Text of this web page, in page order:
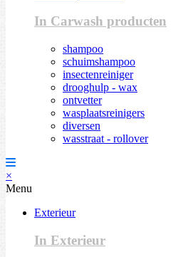
In Carwash producten
shampoo
schuimshampoo
insectenreiniger
drooghulp - wax
ontvetter
wasplaatsreinigers
diversen
wasstraat - rollover
×
Menu
Exterieur
In Exterieur